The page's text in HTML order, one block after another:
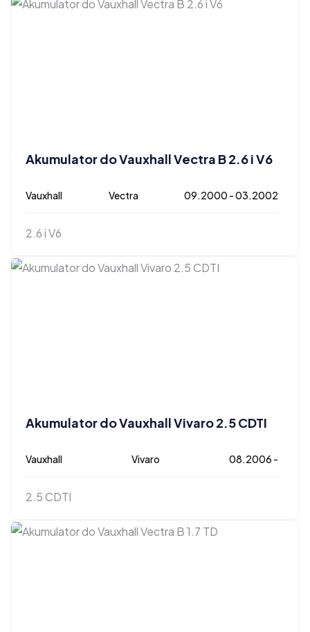
Akumulator do Vauxhall Vectra B 2.6 i V6
Vauxhall Vectra 09.2000 - 03.2002
2.6 i V6
Akumulator do Vauxhall Vivaro 2.5 CDTI
Vauxhall Vivaro 08.2006 -
2.5 CDTI